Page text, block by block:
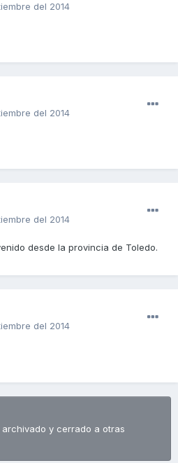
del 2014
del 2014
del 2014
desde la provincia de Toledo.
del 2014
archivado y cerrado a otras